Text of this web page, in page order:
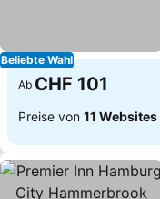
Beliebte Wahl
Ab CHF 101
Preise von 11 Websites